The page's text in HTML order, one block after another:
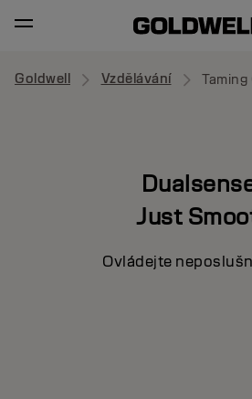
Goldwell Vzdělávání
Just
Ovládejte